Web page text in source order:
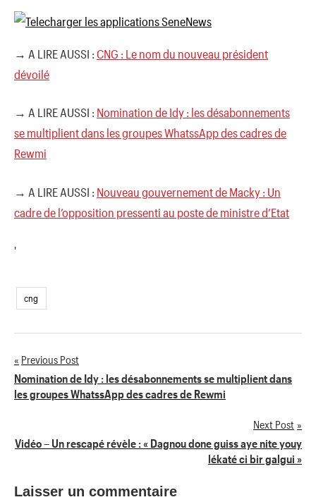
→ A LIRE AUSSI : CNG : Le nom du nouveau président
dévoilé
→ A LIRE AUSSI : Nomination de Idy : les désabonnements
se multiplient dans les groupes WhatssApp des cadres de
Rewmi
→ A LIRE AUSSI : Nouveau gouvernement de Macky : Un
cadre de l’opposition pressenti au poste de ministre d’Etat
'
cng
Navigation
de
Previous Post
Nomination de Idy : les désabonnements se multiplient dans
les groupes WhatssApp des cadres de Rewmi
Next Post
Vidéo – Un rescapé révèle : « Dagnou done guiss aye nite youy
lékaté ci bir galgui »
Laisser un commentaire